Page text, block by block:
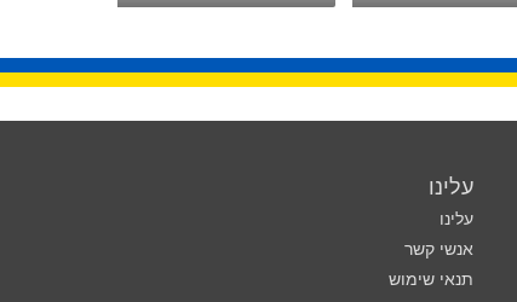
עלינו
עלינו
אנשי קשר
תנאי שימוש